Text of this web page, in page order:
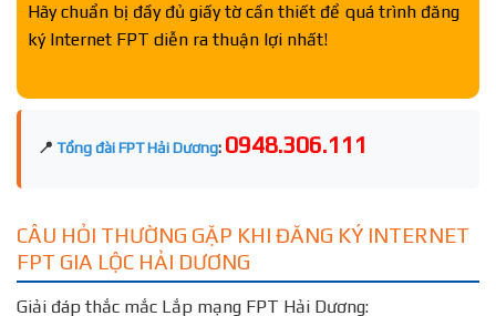
Hãy chuẩn bị đầy đủ giấy tờ cần thiết để quá trình đăng
ký Internet FPT diễn ra thuận lợi nhất!
📍 Tổng đài FPT Hải Dương: 0948.306.111
CÂU HỎI THƯỜNG GẶP KHI ĐĂNG KÝ INTERNET
FPT GIA LỘC HẢI DƯƠNG
Giải đáp thắc mắc Lắp mạng FPT Hải Dương: